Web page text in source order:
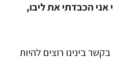
17 "מהו, כי אני הכבדתי את ליבו,
בינינו רוצים להיות